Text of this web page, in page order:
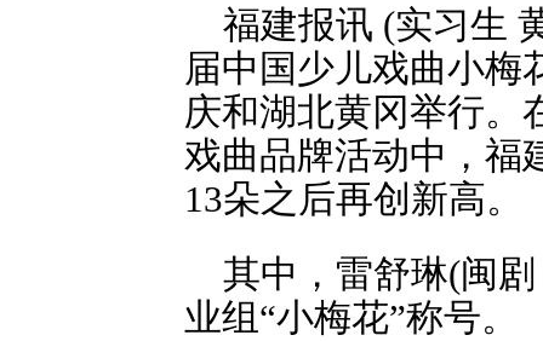
福建报讯 (实习生
届中国少儿戏曲小梅
庆和湖北黄冈举行。
戏曲品牌活动中，福
13朵之后再创新高。
其中，雷舒琳(闽
业组“小梅花”称号。